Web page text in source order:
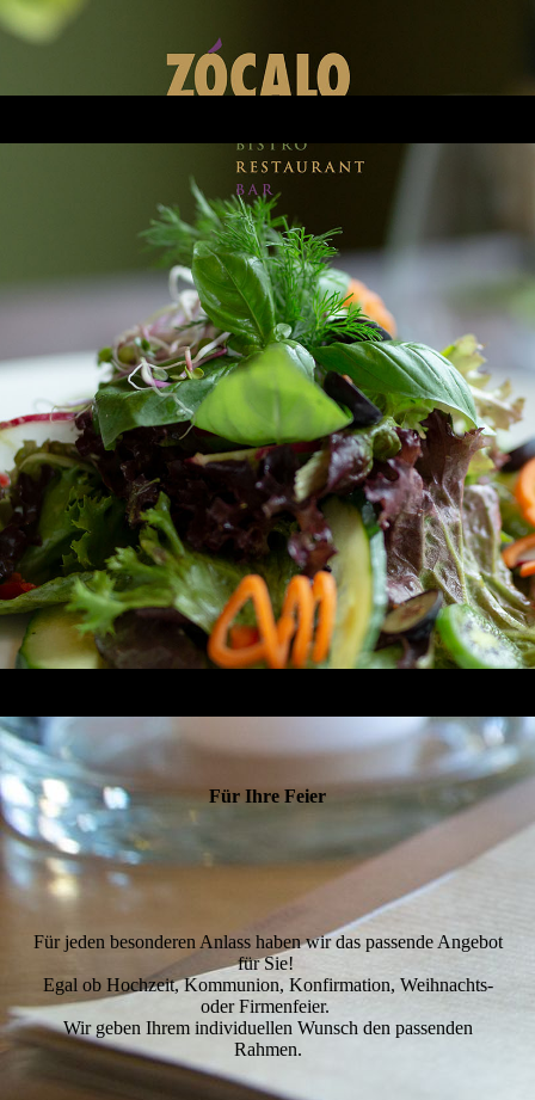
Für Ihre Feier
Für jeden besonderen Anlass haben wir das passende Angebot
für Sie!
Egal ob Hochzeit, Kommunion, Konfirmation, Weihnachts-
oder Firmenfeier.
Wir geben Ihrem individuellen Wunsch den passenden
Rahmen.